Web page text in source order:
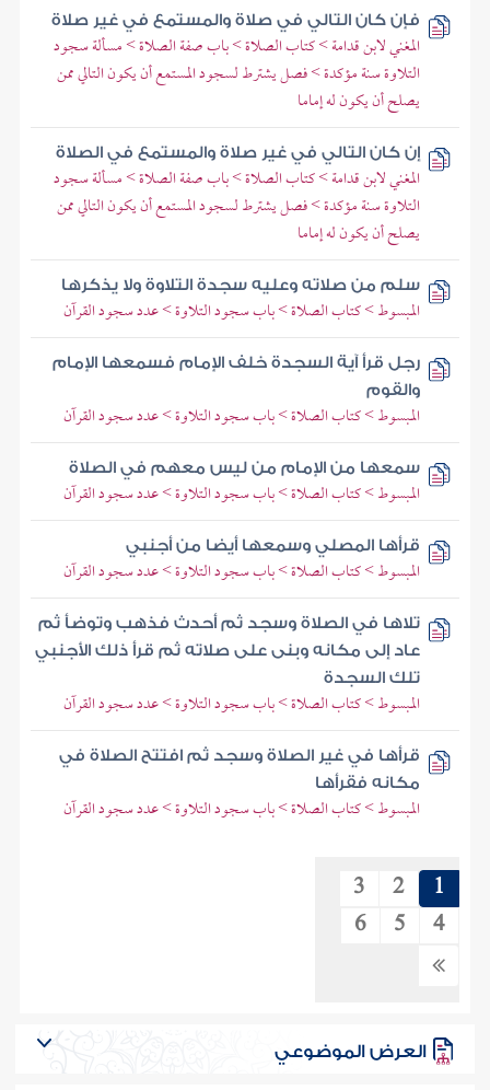
فإن كان التالي في صلاة والمستمع في غير صلاة
المغني لابن قدامة > كتاب الصلاة > باب صفة الصلاة > مسألة سجود
التلاوة سنة مؤكدة > فصل يشترط لسجود المستمع أن يكون التالي ممن
يصلح أن يكون له إماما
إن كان التالي في غير صلاة والمستمع في الصلاة
المغني لابن قدامة > كتاب الصلاة > باب صفة الصلاة > مسألة سجود
التلاوة سنة مؤكدة > فصل يشترط لسجود المستمع أن يكون التالي ممن
يصلح أن يكون له إماما
سلم من صلاته وعليه سجدة التلاوة ولا يذكرها
المبسوط > كتاب الصلاة > باب سجود التلاوة > عدد سجود القرآن
رجل قرأ آية السجدة خلف الإمام فسمعها الإمام
والقوم
المبسوط > كتاب الصلاة > باب سجود التلاوة > عدد سجود القرآن
سمعها من الإمام من ليس معهم في الصلاة
المبسوط > كتاب الصلاة > باب سجود التلاوة > عدد سجود القرآن
قرأها المصلي وسمعها أيضا من أجنبي
المبسوط > كتاب الصلاة > باب سجود التلاوة > عدد سجود القرآن
تلاها في الصلاة وسجد ثم أحدث فذهب وتوضأ ثم
عاد إلى مكانه وبنى على صلاته ثم قرأ ذلك الأجنبي
تلك السجدة
المبسوط > كتاب الصلاة > باب سجود التلاوة > عدد سجود القرآن
قرأها في غير الصلاة وسجد ثم افتتح الصلاة في
مكانه فقرأها
المبسوط > كتاب الصلاة > باب سجود التلاوة > عدد سجود القرآن
1
2
3
4
5
6
العرض الموضوعي